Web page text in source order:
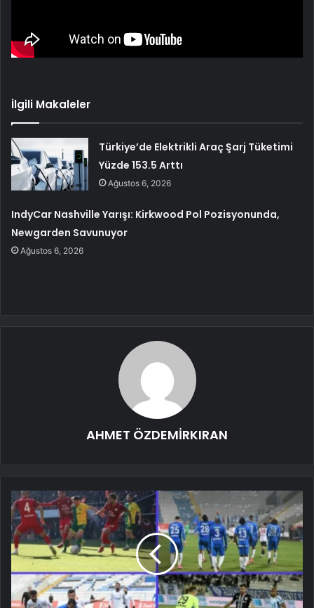
İlgili Makaleler
Türkiye’de Elektrikli Araç Şarj Tüketimi
Yüzde 153.5 Arttı
Ağustos 6, 2026
IndyCar Nashville Yarışı: Kirkwood Pol Pozisyonunda,
Newgarden Savunuyor
Ağustos 6, 2026
AHMET ÖZDEMİRKIRAN